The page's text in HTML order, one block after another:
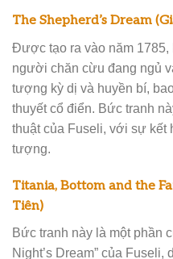
The Shepherd’s Dream
Được tạo ra vào năm 1785,
người chăn cừu đang ngủ
tượng kỳ dị và huyền bí,
thuyết cổ điển. Bức tranh
thuật của Fuseli, với sự
tượng.
Titania, Bottom and the
Tiên)
Bức tranh này là một phần
Night’s Dream” của